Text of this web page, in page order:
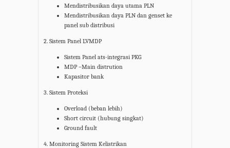
Mendistribusikan daya utama PLN
Mendistribusikan daya PLN dan genset ke
panel sub distribusi
2. Sistem Panel LVMDP
Sistem Panel ats-integrasi PKG
MDP –Main distrution
Kapasitor bank
3. Sistem Proteksi
Overload (beban lebih)
Short circuit (hubung singkat)
Ground fault
4. Monitoring Sistem Kelistrikan